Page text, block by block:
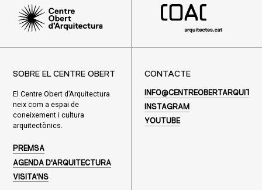
SOBRE EL CENTRE OBERT
El Centre Obert d’Arquitectura
neix com a espai de
coneixement i cultura
arquitectònics.
PREMSA
AGENDA D'ARQUITECTURA
VISITA'NS
CONTACTE
INSTAGRAM
YOUTUBE